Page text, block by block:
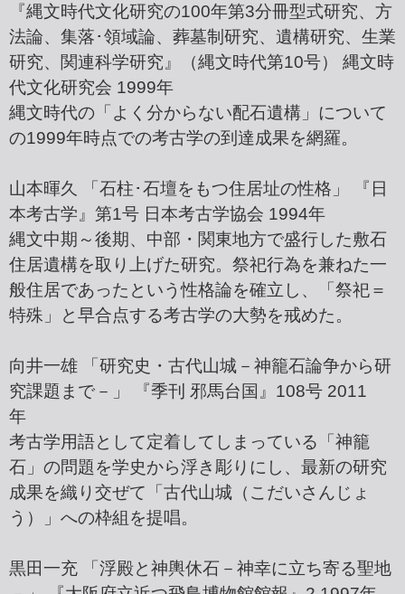
『縄文時代文化研究の100年第3分冊型式研究、方
法論、集落･領域論、葬墓制研究、遺構研究、生業
研究、関連科学研究』（縄文時代第10号） 縄文時
代文化研究会 1999年
縄文時代の「よく分からない配石遺構」について
の1999年時点での考古学の到達成果を網羅。
山本暉久 「石柱･石壇をもつ住居址の性格」 『日
本考古学』第1号 日本考古学協会 1994年
縄文中期～後期、中部・関東地方で盛行した敷石
住居遺構を取り上げた研究。祭祀行為を兼ねた一
般住居であったという性格論を確立し、「祭祀＝
特殊」と早合点する考古学の大勢を戒めた。
向井一雄 「研究史・古代山城－神籠石論争から研
究課題まで－」 『季刊 邪馬台国』108号 2011
年
考古学用語として定着してしまっている「神籠
石」の問題を学史から浮き彫りにし、最新の研究
成果を織り交ぜて「古代山城（こだいさんじょ
う）」への枠組を提唱。
黒田一充 「浮殿と神輿休石－神幸に立ち寄る聖地